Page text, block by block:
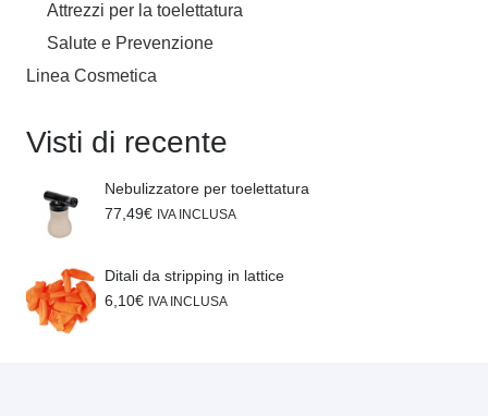
Attrezzi per la toelettatura
Salute e Prevenzione
Linea Cosmetica
Visti di recente
Nebulizzatore per toelettatura
77,49€ IVA INCLUSA
Ditali da stripping in lattice
6,10€ IVA INCLUSA